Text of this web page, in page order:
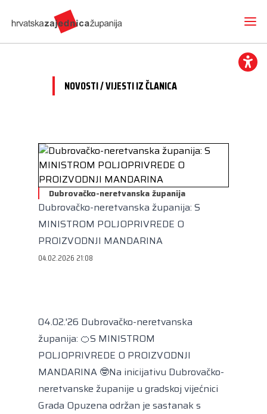
Novosti
Hrvatska zajednica županija
Vijesti iz članica
O nama
Dokumenti
Imenovanja
Potpredsjednik
Članice
Radne skupine
Mediji
Projekti
Otvoreni proračun
Kuharica
Međunarodna suradnja
CEMR
Europski projekti
Kontakt
NOVOSTI / VIJESTI IZ ČLANICA
Dubrovačko-neretvanska županija
Dubrovačko-neretvanska županija: S
MINISTROM POLJOPRIVREDE O
PROIZVODNJI MANDARINA
04.02.2026 21:08
04.02.'26 Dubrovačko-neretvanska
županija: 🍊S MINISTROM
POLJOPRIVREDE O PROIZVODNJI
MANDARINA 🤓Na inicijativu Dubrovačko-
neretvanske županije u gradskoj vijećnici
Grada Opuzena održan je sastanak s